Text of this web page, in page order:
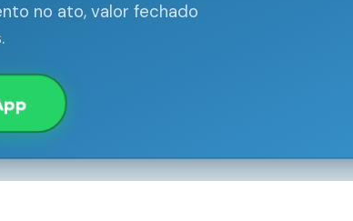
no ato, valor fechado